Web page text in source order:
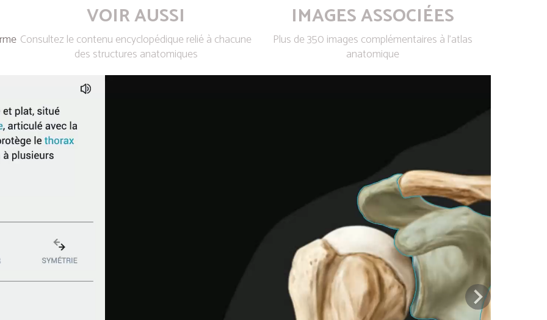
VOIR AUSSI
Consultez le contenu encyclopédique relié à chacune
des structures anatomiques
IMAGES ASSOCIÉES
Plus de 350 images complémentaires à l’atlas
anatomique